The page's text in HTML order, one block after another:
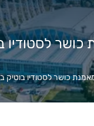
לסטודיו
כושר לסטודיו בוטיק